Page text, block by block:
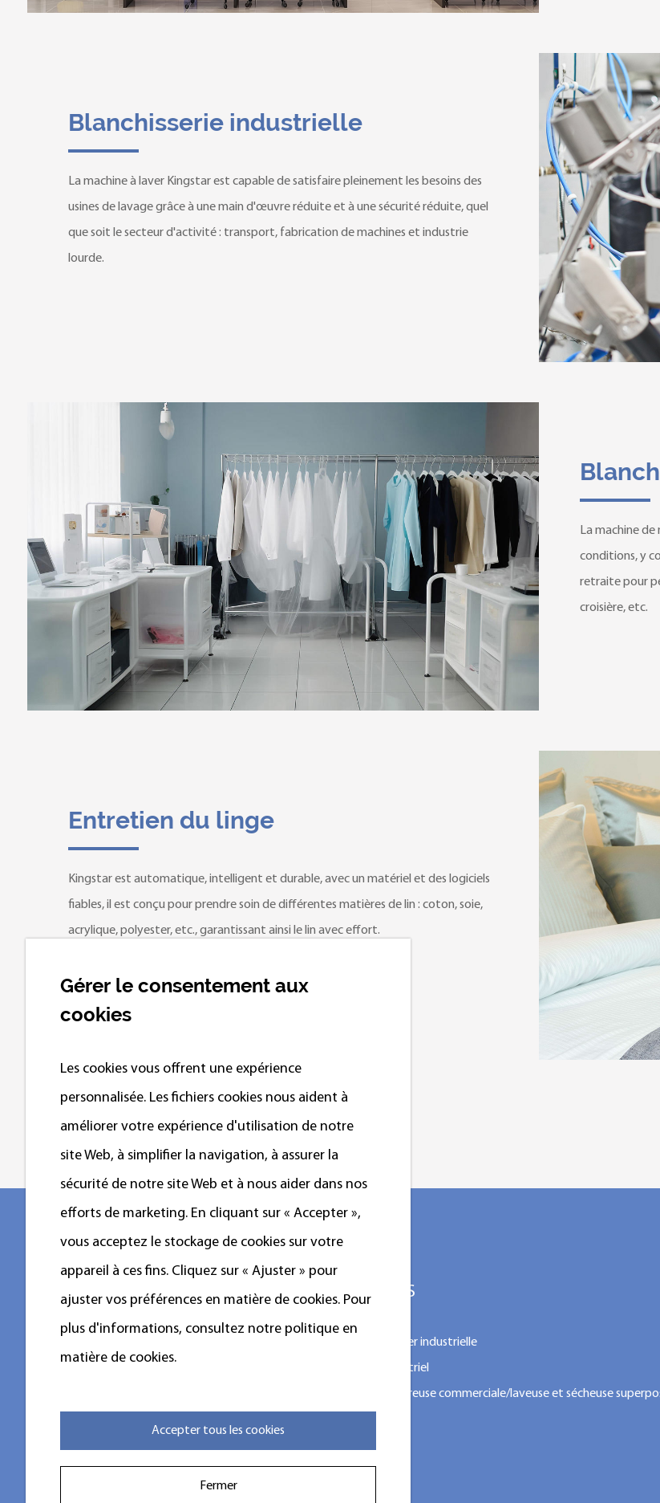
Blanchisserie industrielle
La machine à laver Kingstar est capable de satisfaire pleinement les besoins des
usines de lavage grâce à une main d'œuvre réduite et à une sécurité réduite, quel
que soit le secteur d'activité : transport, fabrication de machines et industrie
lourde.
La machine
conditions, y
retraite pour
croisière, etc.
Entretien du linge
Kingstar est automatique, intelligent et durable, avec un matériel et des logiciels
fiables, il est conçu pour prendre soin de différentes matières de lin : coton, soie,
acrylique, polyester, etc., garantissant ainsi le lin avec effort.
AJOUTER :No.388 Xinggang Road, district de
Chongchuan, ville de Nantong, 226000, province du
Jiangsu, Chine.
Tél:+86-13917089379
Télécopie :+86-0513-85663366
E-mail:louislu@kingstarlaundry.com
PRODUITS
Machine à laver industrielle
Sécheur industriel
Laveuse-essoreuse commerciale/laveuse et sécheuse
Gérer le consentement aux
cookies
Les cookies vous offrent une expérience
personnalisée. Les fichiers cookies nous aident à
améliorer votre expérience d'utilisation de notre
site Web, à simplifier la navigation, à assurer la
sécurité de notre site Web et à nous aider dans nos
efforts de marketing. En cliquant sur « Accepter »,
vous acceptez le stockage de cookies sur votre
appareil à ces fins. Cliquez sur « Ajuster » pour
ajuster vos préférences en matière de cookies. Pour
plus d'informations, consultez notre politique en
matière de cookies.
Accepter tous les cookies
Fermer